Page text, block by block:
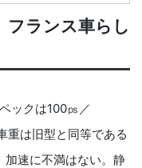
フランス車らし
ックは100㎰／
重は旧型と同等である
加速に不満はない。静